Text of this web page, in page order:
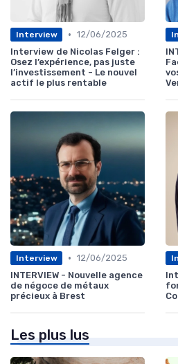
Interview • 12/06/2025
Interview de Nicolas Felger :
Osez l’expérience, pas juste
l’investissement - Le nouvel
actif le plus rentable
Interview • 12/06/2025
INTERVIEW - Nouvelle agence
de négoce de métaux
précieux à Brest
Les plus lus